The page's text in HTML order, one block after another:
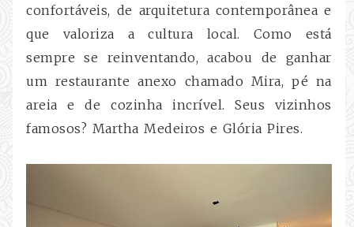
confortáveis, de arquitetura contemporânea e
que valoriza a cultura local. Como está
sempre se reinventando, acabou de ganhar
um restaurante anexo chamado Mira, pé na
areia e de cozinha incrível. Seus vizinhos
famosos? Martha Medeiros e Glória Pires.